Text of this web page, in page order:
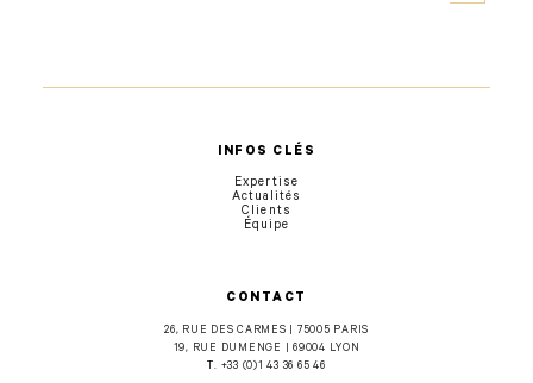
CONTACT
26, RUE DES CARMES | 75005 PARIS
19, RUE DUMENGE | 69004 LYON
T. +33 (0)1 43 36 65 46
INFOS CLÉS
Expertise
Actualités
Clients
Équipe